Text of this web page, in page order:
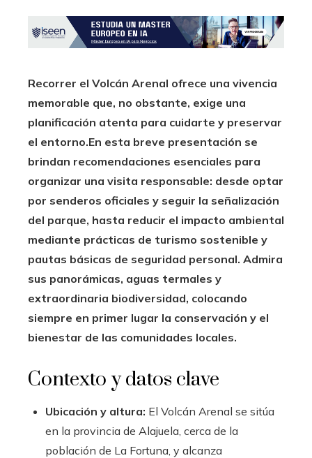
Recorrer el Volcán Arenal ofrece una vivencia
memorable que, no obstante, exige una
planificación atenta para cuidarte y preservar
el entorno.En esta breve presentación se
brindan recomendaciones esenciales para
organizar una visita responsable: desde optar
por senderos oficiales y seguir la señalización
del parque, hasta reducir el impacto ambiental
mediante prácticas de turismo sostenible y
pautas básicas de seguridad personal. Admira
sus panorámicas, aguas termales y
extraordinaria biodiversidad, colocando
siempre en primer lugar la conservación y el
bienestar de las comunidades locales.
Contexto y datos clave
Ubicación y altura: El Volcán Arenal se sitúa
en la provincia de Alajuela, cerca de la
población de La Fortuna, y alcanza